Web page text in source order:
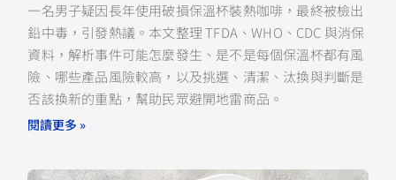
一名男子疑因長年使用破損保溫杯裝熱咖啡，最終被檢出
鉛中毒，引發熱議。本文整理 TFDA、WHO、CDC 與消保
資料，解析事件可能怎麼發生、是不是每個保溫杯都有風
險、哪些產品風險較高，以及挑選、清潔、汰換與判斷是
否該換新的重點，幫助民眾避開地雷商品。
閱讀更多 »